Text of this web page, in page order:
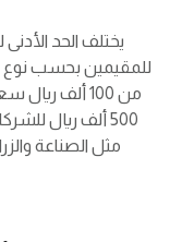
يختلف الحد
للمقيمين بحسب نوع
من 100 ألف
500 ألف ريال